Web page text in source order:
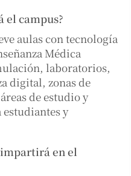
el campus?
aulas con tecnología
Médica
laboratorios,
digital, zonas de
de estudio y
estudiantes y
en el